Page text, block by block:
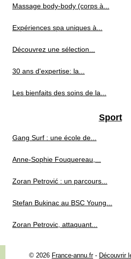
Massage body‑body (corps à...
Expériences spa uniques à...
Découvrez une sélection...
30 ans d'expertise: la...
Les bienfaits des soins de la...
Sport
Gang Surf : une école de...
Anne‑Sophie Fouquereau,...
Zoran Petrović : un parcours...
Stefan Bukinac au BSC Young...
Zoran Petrovic, attaquant...
© 2026 France-annu.fr- Découvrir